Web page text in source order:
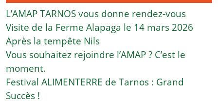
L’AMAP TARNOS vous donne rendez-vous
Visite de la Ferme Alapaga le 14 mars 2026
Après la tempête Nils
Vous souhaitez rejoindre l’AMAP ? C’est le
moment.
Festival ALIMENTERRE de Tarnos : Grand
Succès !